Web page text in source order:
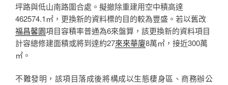
坪路與低山南路圍合處。擬撤除重建用空中積高達
462574.1㎡，更換新的資料標的目的較為豐盛。若以舊改
福昌馨園項目容積率普通為6來盤算，該更換新的資料項目
計容總修建面積或將到達約27來來華廈8萬㎡，接近300萬
㎡。
不難發明，該項目落成後將構成以生態棲身區、商務辦公